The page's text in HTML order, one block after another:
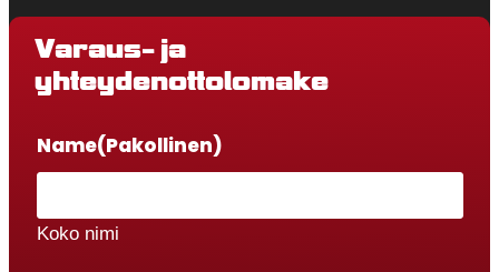
Varaus- ja
yhteydenottolomake
Name(Pakollinen)
Koko nimi